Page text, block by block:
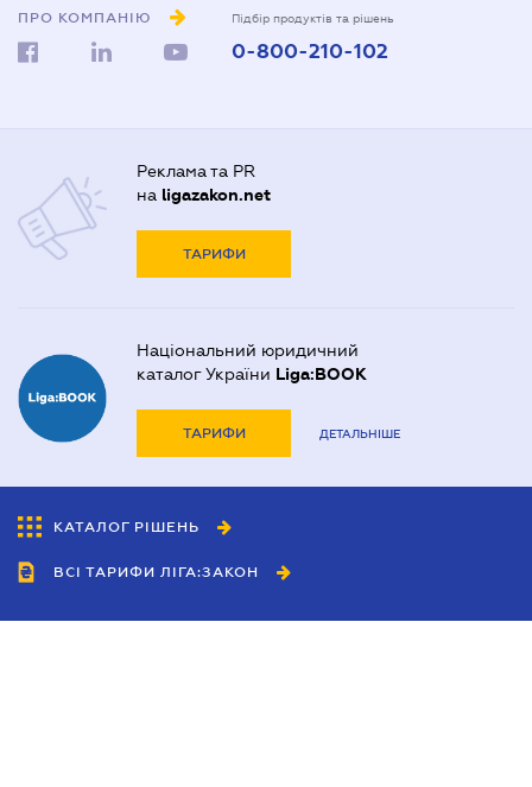
ПРО КОМПАНІЮ Підбір продуктів та рішень
0-800-210-102
Реклама та PR
на ligazakon.net
ТАРИФИ
Національний юридичний
каталог України Liga:BOOK
ТАРИФИ ДЕТАЛЬНІШЕ
КАТАЛОГ РІШЕНЬ
ВСІ ТАРИФИ ЛІГА:ЗАКОН